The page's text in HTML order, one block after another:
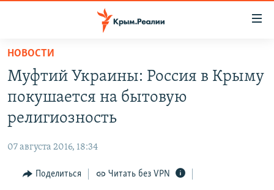
Вернуться
основному
содержанию
Вернутся
главной
навигации
Вернутся
НОВОСТИ
СПЕЦПРОЕКТЫ
11 ЛЕТ ОККУПАЦИИ КРЫМА. 11 ИСТОРИЙ СОПРОТИВЛЕНИЯ
ВОДА
ЕЩЕ
ИНТЕРАКТИВ
РАДІО СВОБОДА
НОВОСТИ
Муфтий Украины: Россия в Крыму
покушается на бытовую
религиозность
07 августа 2016, 18:34
Поделиться Читать без VPN